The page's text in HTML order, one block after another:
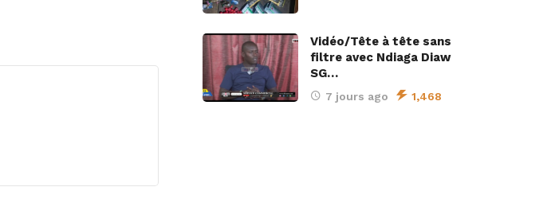
Vidéo/Tête à tête sans
filtre avec Ndiaga Diaw
SG…
7 jours ago 1,468